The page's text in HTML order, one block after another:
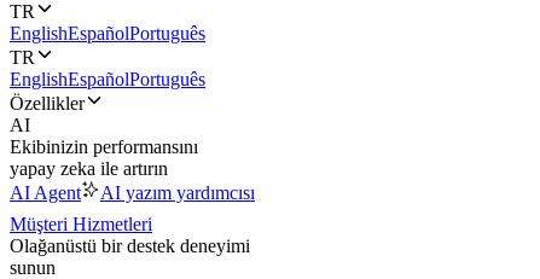
TR
EnglishEspañolPortuguês
TR
EnglishEspañolPortuguês
Özellikler
AI
Ekibinizin performansını
yapay zeka ile artırın
AI Agent
AI yazım yardımcısı
Müşteri Hizmetleri
Olağanüstü bir destek deneyimi
sunun